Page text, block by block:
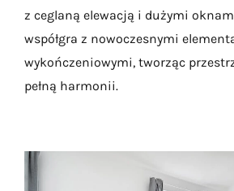
z ceglaną elewacją i dużymi
współgra z nowoczesnymi
wykończeniowymi, tworząc
pełną harmonii.